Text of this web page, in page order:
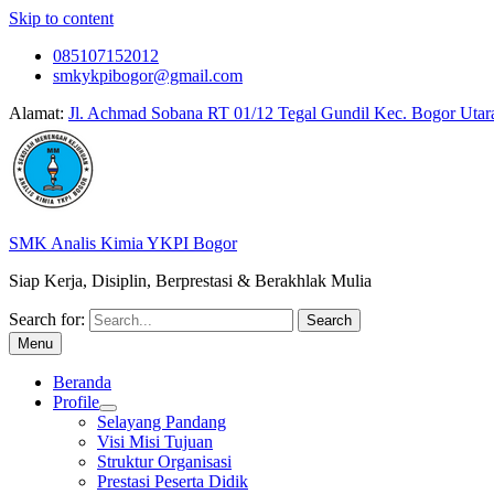
Skip to content
085107152012
smkykpibogor@gmail.com
Alamat: Jl. Achmad Sobana RT 01/12 Tegal Gundil Kec. Bogor
SMK Analis Kimia YKPI Bogor
Siap Kerja, Disiplin, Berprestasi & Berakhlak Mulia
Search for:
Menu
Beranda
Profile
Selayang Pandang
Visi Misi Tujuan
Struktur Organisasi
Prestasi Peserta Didik